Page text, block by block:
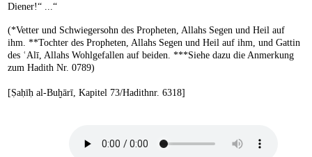
Diener!“ ...“
(*Vetter und Schwiegersohn des Propheten, Allahs Segen und Heil auf
ihm. **Tochter des Propheten, Allahs Segen und Heil auf ihm, und Gattin
des ʿAlī, Allahs Wohlgefallen auf beiden. ***Siehe dazu die Anmerkung
zum Hadith Nr. 0789)
[Ṣaḥīḥ al-Buḫārī, Kapitel 73/Hadithnr. 6318]